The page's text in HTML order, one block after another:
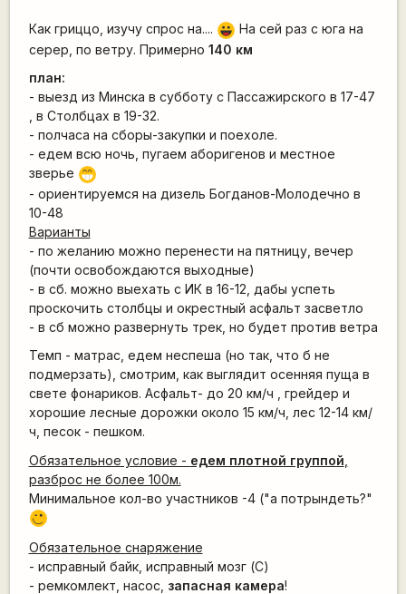
Как гриццо, изучу спрос на.... |-)) На сей раз с юга на
серер, по ветру. Примерно 140 км
план:
- выезд из Минска в субботу с Пассажирского в 17-47
, в Столбцах в 19-32.
- полчаса на сборы-закупки и поехоле.
- едем всю ночь, пугаем аборигенов и местное
зверье ;D
- ориентируемcя на дизель Богданов-Молодечно в
10-48
Варианты
- по желанию можно перенести на пятницу, вечер
(почти освобождаются выходные)
- в сб. можно выехать с ИК в 16-12, дабы успеть
проскочить столбцы и окрестный асфальт засветло
- в сб можно развернуть трек, но будет против ветра
Темп - матрас, едем неспеша (но так, что б не
подмерзать), смотрим, как выглядит осенняя пуща в
свете фонариков. Асфальт- до 20 км/ч , грейдер и
хорошие лесные дорожки около 15 км/ч, лес 12-14 км/
ч, песок - пешком.
Обязательное условие - едем плотной группой
разброс не более 100м.
Минимальное кол-во участников -4 ("а потрындеть?"
;)
Обязательное снаряжение
- исправный байк, иcправный мозг (С)
- ремкомлект, насос, запасная камера!